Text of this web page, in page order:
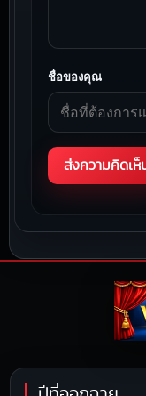
ชื่อของคุณ